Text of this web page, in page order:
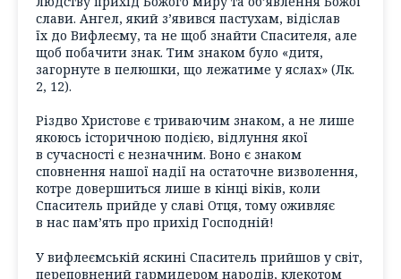
слави. Ангел, який з’явився пастухам, відіслав
їх до Вифлеєму, та не щоб знайти Спасителя, але
щоб побачити знак. Тим знаком було «дитя,
загорнуте в пелюшки, що лежатиме у яслах» (Лк.
2, 12).
Різдво Христове є триваючим знаком, а не лише
якоюсь історичною подією, відлуння якої
в сучасності є незначним. Воно є знаком
сповнення нашої надії на остаточне визволення,
котре довершиться лише в кінці віків, коли
Спаситель прийде у славі Отця, тому оживляє
в нас пам’ять про прихід Господній!
У вифлеємській яскині Спаситель прийшов у світ,
переповнений гармидером народів, клекотом